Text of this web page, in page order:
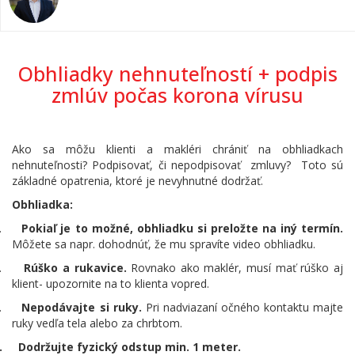
Obhliadky nehnuteľností + podpis
zmlúv počas korona vírusu
Ako sa môžu klienti a makléri chrániť na obhliadkach
nehnuteľnosti? Podpisovať, či nepodpisovať zmluvy? Toto sú
základné opatrenia, ktoré je nevyhnutné dodržať.
Obhliadka:
Pokiaľ je to možné, obhliadku si preložte na iný termín.
Môžete sa napr. dohodnúť, že mu spravíte video obhliadku.
Rúško a rukavice. Rovnako ako maklér, musí mať rúško aj
klient- upozornite na to klienta vopred.
Nepodávajte si ruky. Pri nadviazaní očného kontaktu majte
ruky vedľa tela alebo za chrbtom.
Dodržujte fyzický odstup min. 1 meter.